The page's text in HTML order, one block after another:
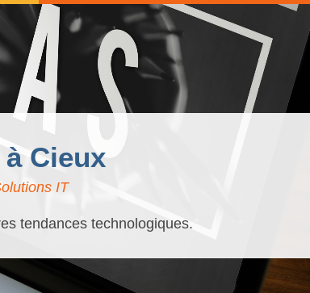
Cieux
IT
tendances technologiques.